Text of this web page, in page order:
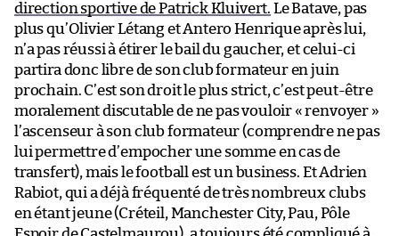
direction sportive de Patrick Kluivert. Le Batave, pas
plus qu’Olivier Létang et Antero Henrique après lui,
n’a pas réussi à étirer le bail du gaucher, et celui-ci
partira donc libre de son club formateur en juin
prochain. C’est son droit le plus strict, c’est peut-être
moralement discutable de ne pas vouloir « renvoyer »
l’ascenseur à son club formateur (comprendre ne pas
lui permettre d’empocher une somme en cas de
transfert), mais le football est un business. Et Adrien
Rabiot, qui a déjà fréquenté de très nombreux clubs
en étant jeune (Créteil, Manchester City, Pau, Pôle